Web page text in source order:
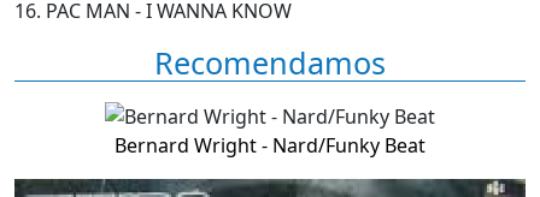
16. PAC MAN - I WANNA KNOW
Recomendamos
Bernard Wright - Nard/Funky Beat